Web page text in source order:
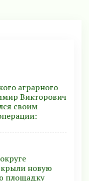
аграрного
Викторович
своим
новую
площадку